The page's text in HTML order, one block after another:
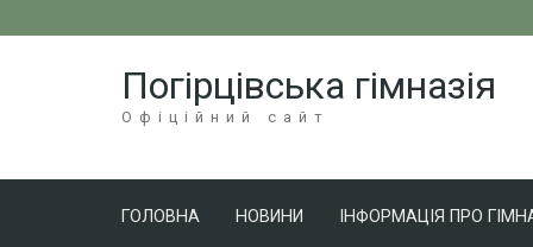
Погірцівська гімназія
Офіційний сайт
ГОЛОВНА НОВИНИ ІНФОРМАЦІЯ ПРО